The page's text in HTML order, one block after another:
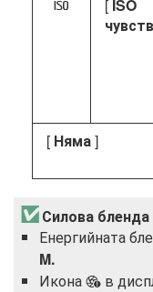
9 [ ISO
[ Няма]
Силова бленда
Енергийната
M.
Икона 6 в